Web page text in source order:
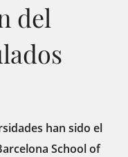
del
han sido el
School of